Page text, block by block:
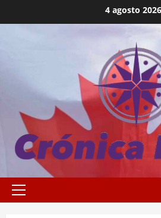
al
4 agosto 2026
Menú